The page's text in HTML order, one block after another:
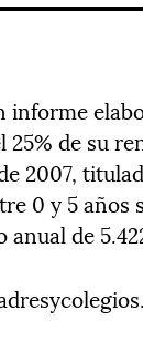
informe
25% de su
2007,
0 y 5 años
anual de